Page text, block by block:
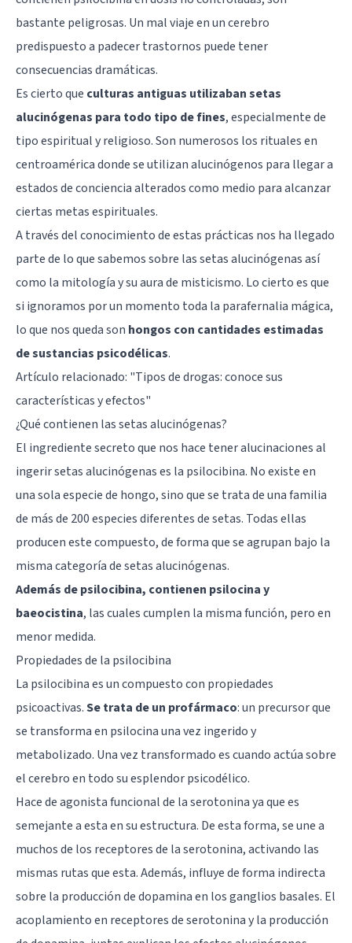
bastante peligrosas. Un mal viaje en un cerebro
predispuesto a padecer trastornos puede tener
consecuencias dramáticas.
Es cierto que culturas antiguas utilizaban setas
alucinógenas para todo tipo de fines, especialmente de
tipo espiritual y religioso. Son numerosos los rituales en
centroamérica donde se utilizan alucinógenos para llegar a
estados de conciencia alterados como medio para alcanzar
ciertas metas espirituales.
A través del conocimiento de estas prácticas nos ha llegado
parte de lo que sabemos sobre las setas alucinógenas así
como la mitología y su aura de misticismo. Lo cierto es que
si ignoramos por un momento toda la parafernalia mágica,
lo que nos queda son hongos con cantidades estimadas
de sustancias psicodélicas.
Artículo relacionado: "Tipos de drogas: conoce sus
características y efectos"
¿Qué contienen las setas alucinógenas?
El ingrediente secreto que nos hace tener alucinaciones al
ingerir setas alucinógenas es la psilocibina. No existe en
una sola especie de hongo, sino que se trata de una familia
de más de 200 especies diferentes de setas. Todas ellas
producen este compuesto, de forma que se agrupan bajo la
misma categoría de setas alucinógenas.
Además de psilocibina, contienen psilocina y
baeocistina, las cuales cumplen la misma función, pero en
menor medida.
Propiedades de la psilocibina
La psilocibina es un compuesto con propiedades
psicoactivas.Se trata de un profármaco: un precursor que
se transforma en psilocina una vez ingerido y
metabolizado. Una vez transformado es cuando actúa sobre
el cerebro en todo su esplendor psicodélico.
Hace de agonista funcional de laserotoninaya que es
semejante a esta en su estructura. De esta forma, se une a
muchos de los receptores de la serotonina, activando las
mismas rutas que esta. Además, influye de forma indirecta
sobre la producción dedopaminaen los ganglios basales. El
acoplamiento en receptores de serotonina y la producción